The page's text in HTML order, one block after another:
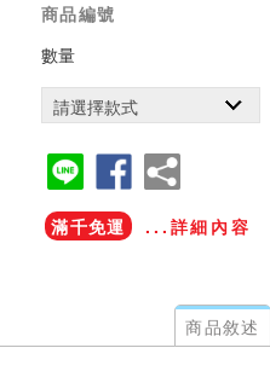
商品編號
數量
滿千免運 ...詳細內容
商品敘述